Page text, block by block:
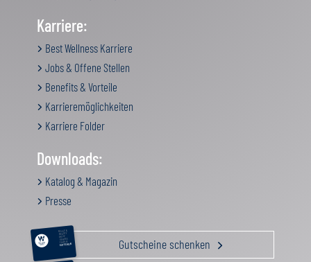
Karriere:
Best Wellness Karriere
Jobs & Offene Stellen
Benefits & Vorteile
Karrieremöglichkeiten
Karriere Folder
Downloads:
Katalog & Magazin
Presse
RELAX &
BEAUTY
AKTIV
GENUSS
FAMILIE
GUTSCHEIN Gutscheine schenken